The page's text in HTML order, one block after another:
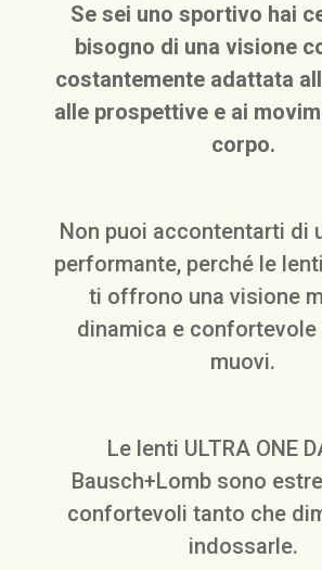
Se sei uno sportivo hai
bisogno di una visione
costantemente adattata
alle prospettive e ai
corpo.
Non puoi accontentarti di
performante, perché le
ti offrono una visione
dinamica e confortevole
muovi.
Le lenti ULTRA ONE
Bausch+Lomb sono
confortevoli tanto che
indossarle.